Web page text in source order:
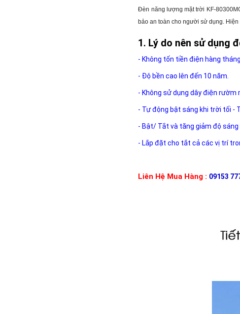
Đèn năng lượng mặt trời KF-
bảo an toàn cho người sử dụng.
Lý do nên sử dụng
- Không tốn tiền điện hàng
- Độ bền cao lên đến 10 năm.
- Không sử dụng dây điện
- Tự động bật sáng khi trời tối -
- Bật/ Tắt và tăng giảm độ
- Lắp đặt cho tắt cả các vị trí
Liên Hệ Mua Hàng : 09153